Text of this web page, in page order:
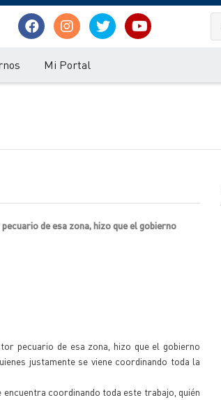
Mi Portal
de esa zona, hizo que el gobierno
pecuario de esa zona, hizo que el gobierno
justamente se viene coordinando toda la
coordinando toda este trabajo, quién